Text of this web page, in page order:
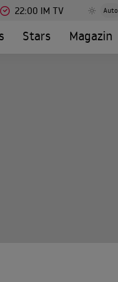
22:00 IM TV Auto
Stars Magazin